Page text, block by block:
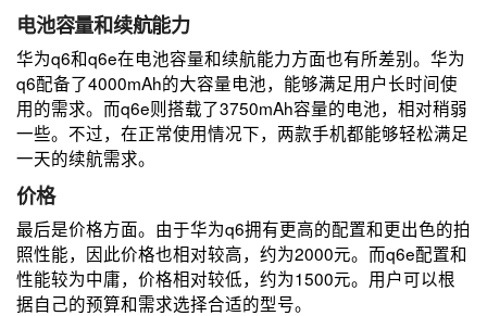
电池容量和续航能力
华为q6和q6e在电池容量和续航能力方面也有所差别。华为
q6配备了4000mAh的大容量电池，能够满足用户长时间使
用的需求。而q6e则搭载了3750mAh容量的电池，相对稍弱
一些。不过，在正常使用情况下，两款手机都能够轻松满足
一天的续航需求。
价格
最后是价格方面。由于华为q6拥有更高的配置和更出色的拍
照性能，因此价格也相对较高，约为2000元。而q6e配置和
性能较为中庸，价格相对较低，约为1500元。用户可以根
据自己的预算和需求选择合适的型号。